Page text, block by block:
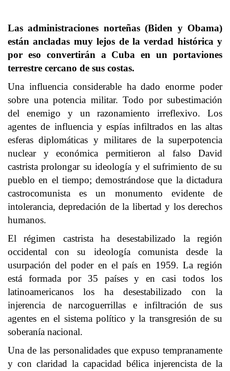
Las administraciones norteñas (Biden y Obama)
están ancladas muy lejos de la verdad histórica y
por eso convertirán a Cuba en un portaviones
terrestre cercano de sus costas.
Una influencia considerable ha dado enorme poder
sobre una potencia militar. Todo por subestimación
del enemigo y un razonamiento irreflexivo. Los
agentes de influencia y espías infiltrados en las altas
esferas diplomáticas y militares de la superpotencia
nuclear y económica permitieron al falso David
castrista prolongar su ideología y el sufrimiento de su
pueblo en el tiempo; demostrándose que la dictadura
castrocomunista es un monumento evidente de
intolerancia, depredación de la libertad y los derechos
humanos.
El régimen castrista ha desestabilizado la región
occidental con su ideología comunista desde la
usurpación del poder en el país en 1959. La región
está formada por 35 países y en casi todos los
latinoamericanos los ha desestabilizado con la
injerencia de narcoguerrillas e infiltración de sus
agentes en el sistema político y la transgresión de su
soberanía nacional.
Una de las personalidades que expuso tempranamente
y con claridad la capacidad bélica injerencista de la